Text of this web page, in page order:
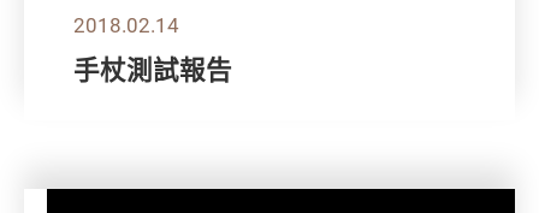
2018.02.14
手杖測試報告